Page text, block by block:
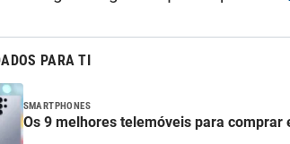
PARA TI
SMARTPHONES
Os 9 melhores telemóveis para comprar